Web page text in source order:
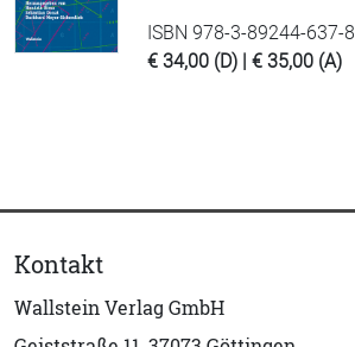
ISBN 978-3-89244-637-8
€ 34,00 (D) | € 35,00 (A)
Kontakt
Wallstein Verlag GmbH